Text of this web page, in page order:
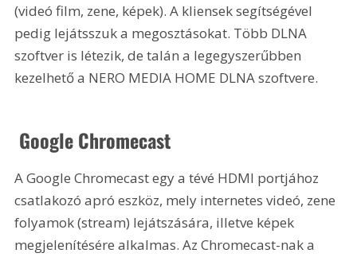
(videó film, zene, képek). A kliensek segítségével
pedig lejátsszuk a megosztásokat. Több DLNA
szoftver is létezik, de talán a legegyszerűbben
kezelhető a NERO MEDIA HOME DLNA szoftvere.
Google Chromecast
A Google Chromecast egy a tévé HDMI portjához
csatlakozó apró eszköz, mely internetes videó, zene
folyamok (stream) lejátszására, illetve képek
megjelenítésére alkalmas. Az Chromecast-nak a